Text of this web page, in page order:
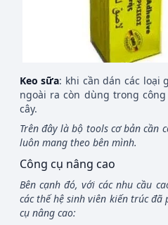
Keo sữa: khi cần dán các loại
ngoài ra còn dùng trong
cây.
Trên đây là bộ tools cơ bản cần
luôn mang theo bên mình.
Công cụ nâng cao
Bên cạnh đó, với các nhu cầu
các thế hệ sinh viên kiến trúc
cụ nâng cao: